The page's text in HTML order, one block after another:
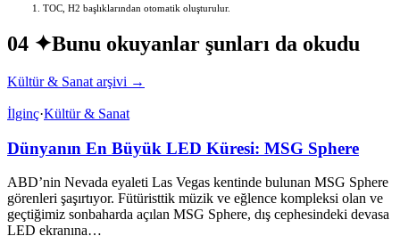
TOC, H2 başlıklarından otomatik oluşturulur.
04 ✦Bunu okuyanlar şunları da okudu
Kültür & Sanat arşivi →
İlginç·Kültür & Sanat
Dünyanın En Büyük LED Küresi: MSG Sphere
ABD’nin Nevada eyaleti Las Vegas kentinde bulunan MSG Sphere
görenleri şaşırtıyor. Fütüristtik müzik ve eğlence kompleksi olan ve
geçtiğimiz sonbaharda açılan MSG Sphere, dış cephesindeki devasa
LED ekranına…